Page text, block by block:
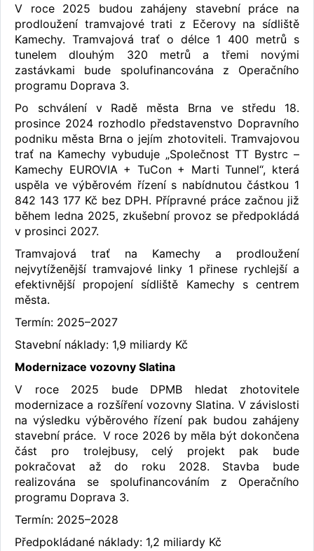
V roce 2025 budou zahájeny stavební práce na
prodloužení tramvajové trati z Ečerovy na sídliště
Kamechy. Tramvajová trať o délce 1 400 metrů s
tunelem dlouhým 320 metrů a třemi novými
zastávkami bude spolufinancována z Operačního
programu Doprava 3.
Po schválení v Radě města Brna ve středu 18.
prosince 2024 rozhodlo představenstvo Dopravního
podniku města Brna o jejím zhotoviteli. Tramvajovou
trať na Kamechy vybuduje „Společnost TT Bystrc –
Kamechy EUROVIA + TuCon + Marti Tunnel“, která
uspěla ve výběrovém řízení s nabídnutou částkou 1
842 143 177 Kč bez DPH. Přípravné práce začnou již
během ledna 2025, zkušební provoz se předpokládá
v prosinci 2027.
Tramvajová trať na Kamechy a prodloužení
nejvytíženější tramvajové linky 1 přinese rychlejší a
efektivnější propojení sídliště Kamechy s centrem
města.
Termín: 2025–2027
Stavební náklady: 1,9 miliardy Kč
Modernizace vozovny Slatina
V roce 2025 bude DPMB hledat zhotovitele
modernizace a rozšíření vozovny Slatina. V závislosti
na výsledku výběrového řízení pak budou zahájeny
stavební práce. V roce 2026 by měla být dokončena
část pro trolejbusy, celý projekt pak bude
pokračovat až do roku 2028. Stavba bude
realizována se spolufinancováním z Operačního
programu Doprava 3.
Termín: 2025–2028
Předpokládané náklady: 1,2 miliardy Kč